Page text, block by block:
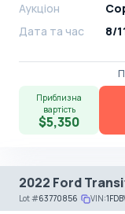
Аукціон
Дата та час
8/
Приблизна
вартість
$5,350
2022 Ford
Lot#63770856 VIN: